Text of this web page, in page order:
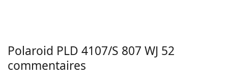
Polaroid PLD 4107/S 807 WJ 52
commentaires